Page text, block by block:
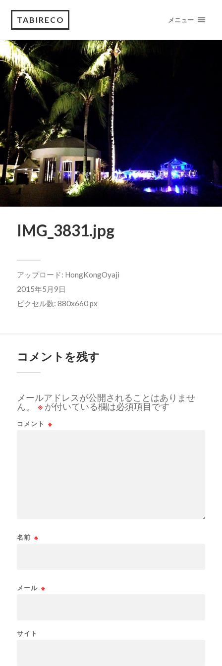
TABIRECO メニュー
IMG_3831.jpg
アップロード: HongKongOyaji
2015年5月9日
ピクセル数: 880x660 px
コメントを残す
メールアドレスが公開されることはありませ
ん。
※ が付いている欄は必須項目です
コメント ※
名前 ※
メール ※
サイト